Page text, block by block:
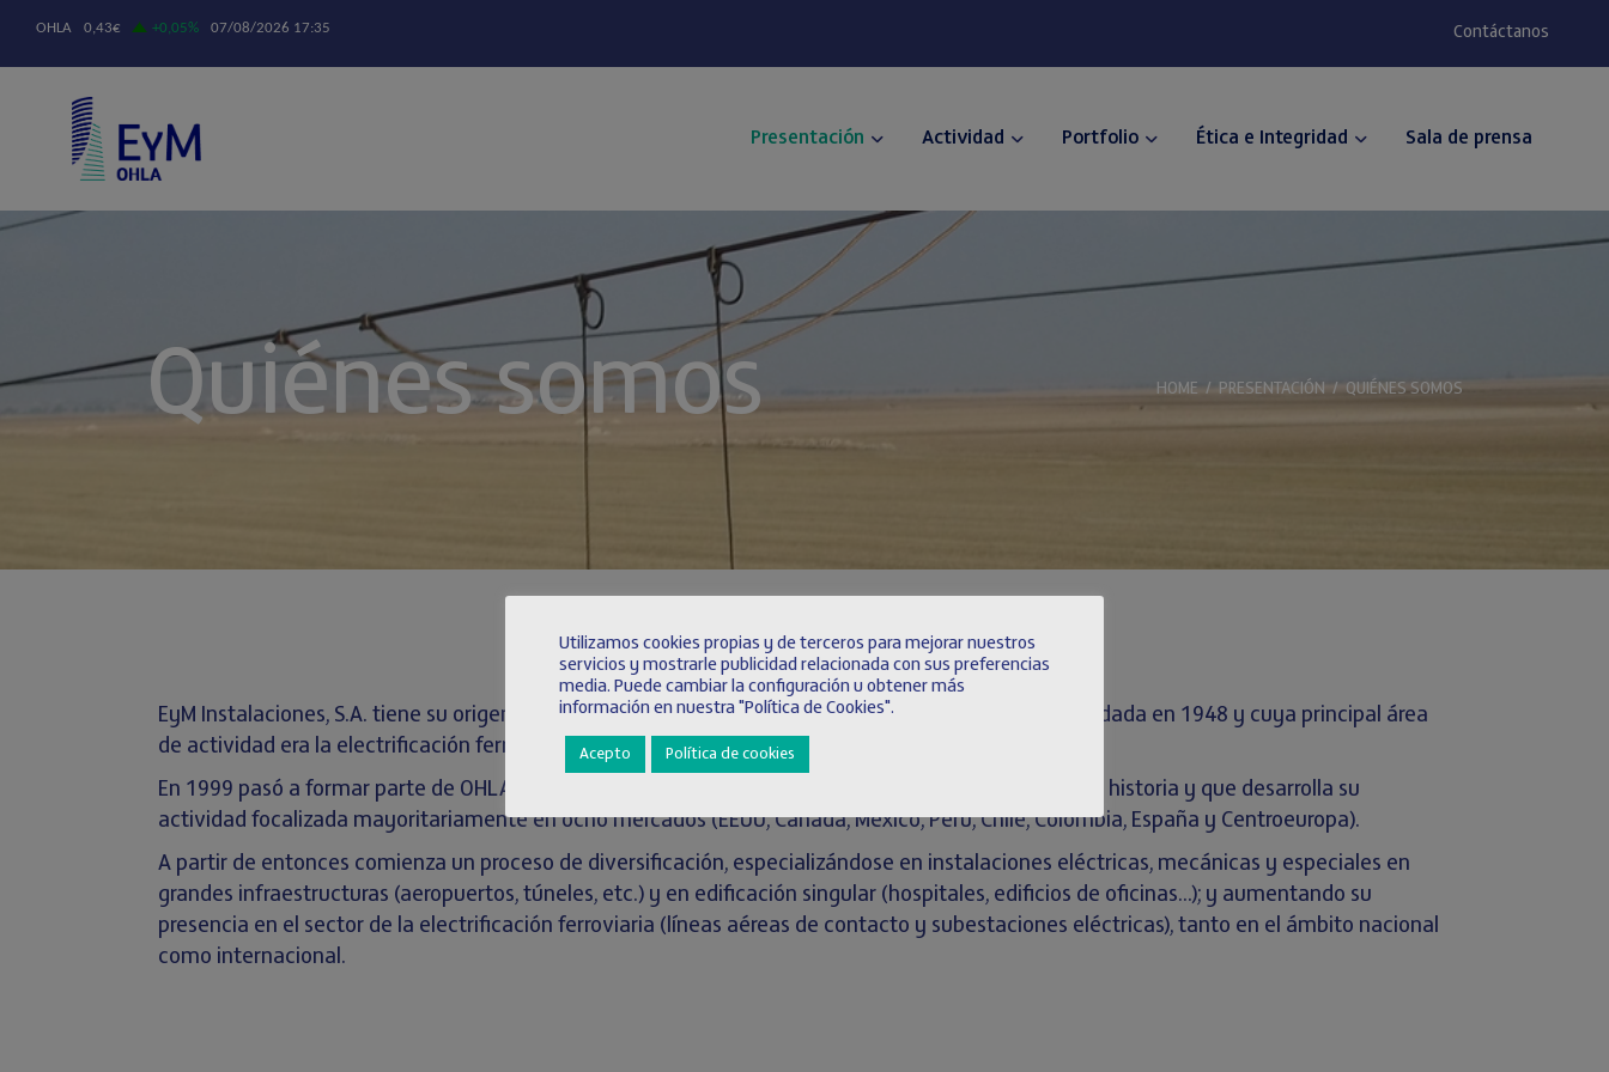
Contáctanos
Presentación Actividad Portfolio Ética e Integridad Sala de prensa
Quiénes somos HOME / PRESENTACIÓN /QUIÉNES SOMOS
EyM Instalaciones, S.A. tiene su origen en la empresa Electrificaciones y Montajes Guinovart, S.A., fundada en 1948 y cuya principal área
de actividad era la electrificación ferroviaria.
En 1999 pasó a formar parte de OHLA, grupo de concesiones y construcción con más de 110 años de historia y que desarrolla su
actividad focalizada mayoritariamente en ocho mercados (EEUU, Canadá, México, Perú, Chile, Colombia, España y Centroeuropa).
A partir de entonces comienza un proceso de diversificación, especializándose en instalaciones eléctricas, mecánicas y especiales en
grandes infraestructuras (aeropuertos, túneles, etc.) y en edificación singular (hospitales, edificios de oficinas…); y aumentando su
presencia en el sector de la electrificación ferroviaria (líneas aéreas de contacto y subestaciones eléctricas), tanto en el ámbito nacional
como internacional.
Utilizamos cookies propias y de terceros para mejorar nuestros
servicios y mostrarle publicidad relacionada con sus preferencias
media. Puede cambiar la configuración u obtener más
información en nuestra "Política de Cookies".
Acepto Política de cookies